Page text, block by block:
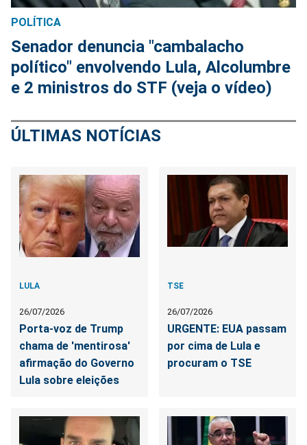
POLÍTICA
Senador denuncia "cambalacho
político" envolvendo Lula, Alcolumbre
e 2 ministros do STF (veja o vídeo)
ÚLTIMAS NOTÍCIAS
LULA
26/07/2026
Porta-voz de Trump
chama de 'mentirosa'
afirmação do Governo
Lula sobre eleições
TSE
26/07/2026
URGENTE: EUA passam
por cima de Lula e
procuram o TSE